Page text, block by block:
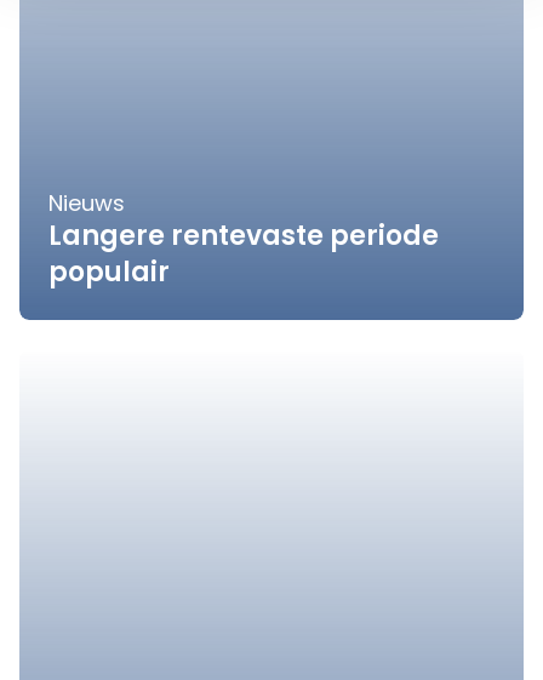
Nieuws
Langere rentevaste periode
populair